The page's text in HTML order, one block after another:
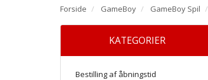
Forside GameBoy GameBoy Spil
KATEGORIER
Bestilling af åbningstid